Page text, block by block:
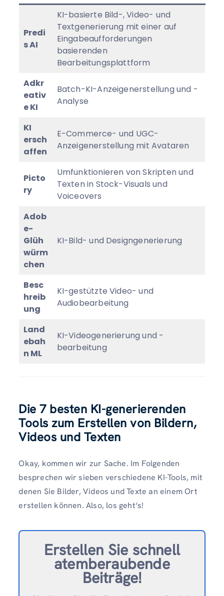
Predi
s AI
KI-basierte Bild-, Video- und
Textgenerierung mit einer auf
Eingabeaufforderungen
basierenden
Bearbeitungsplattform
Adkr
eativ
e KI
Batch-KI-Anzeigenerstellung und -
Analyse
KI
ersch
affen
E-Commerce- und UGC-
Anzeigenerstellung mit Avataren
Picto
ry
Umfunktionieren von Skripten und
Texten in Stock-Visuals und
Voiceovers
Adob
e-
Glüh
würm
chen
KI-Bild- und Designgenerierung
Besc
hreib
ung
KI-gestützte Video- und
Audiobearbeitung
Land
ebah
n ML
KI-Videogenerierung und -
bearbeitung
Die 7 besten KI-generierenden
Tools zum Erstellen von Bildern,
Videos und Texten
Okay, kommen wir zur Sache. Im Folgenden
besprechen wir sieben verschiedene KI-Tools, mit
denen Sie Bilder, Videos und Texte an einem Ort
erstellen können. Also, los geht‘s!
Erstellen Sie schnell
atemberaubende
Beiträge!